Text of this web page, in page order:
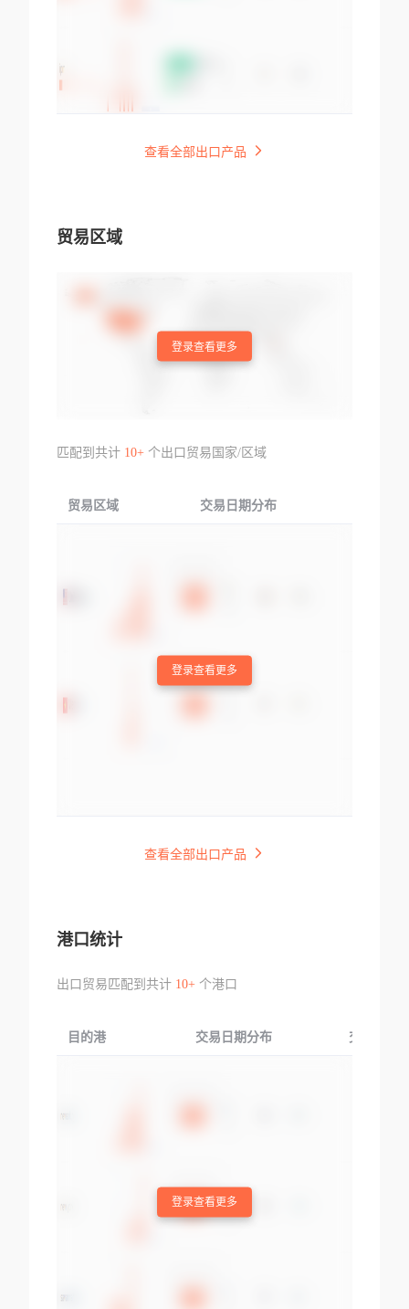
查看全部出口产品
贸易区域
登录查看更多
匹配到共计 10+个出口贸易国家/区域
贸易区域 交易日期分布
登录查看更多
查看全部出口产品
港口统计
出口贸易匹配到共计 10+个港口
目的港 交易日期分布 交易产品
登录查看更多